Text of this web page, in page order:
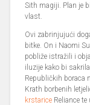
Sith magiji. Plan je
vlast.
Ovi zabrinjujući
bitke. On i Naomi
pobliže istražili i
iluzije kako bi
Republičkih boraca
Krath borbenih
krstarice Reliance